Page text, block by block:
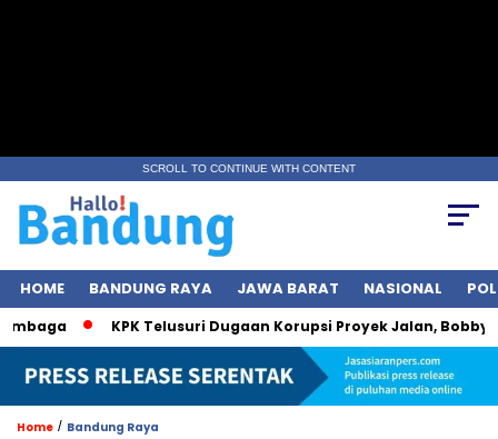
SCROLL TO CONTINUE WITH CONTENT
HOME BANDUNG RAYA JAWA BARAT NASIONAL
KPK Telusuri Dugaan Korupsi Proyek Jalan, Bobby
Home / Bandung Raya